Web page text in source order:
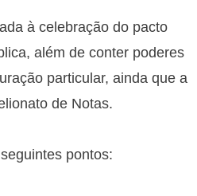
à celebração do pacto
além de conter poderes
particular, ainda que a
de Notas.
pontos: